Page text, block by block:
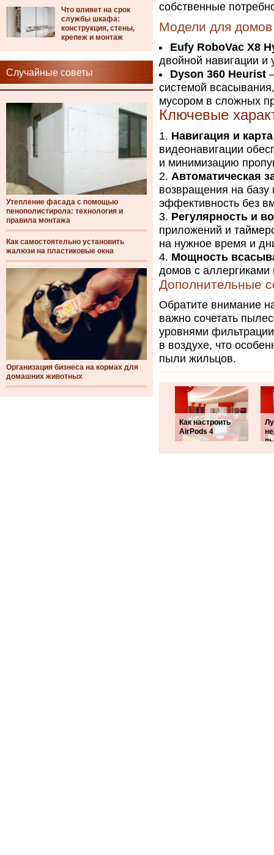
Что влияет на срок
службы шкафа:
конструкция, стены,
крепеж и монтаж
Случайные советы
Утепление фасада с помощью
пенополистирола: технология и
правила монтажа
Как самостоятельно установить
жалюзи на пластиковые окна
Организация бизнеса на кормах для
домашних животных
собственные
Модели для
Eufy RoboVac X8
двойной навигации и
Dyson 360 Heurist
системой
мусором в сложных
Ключевые
Навигация и карта
видеонавигации
и минимизацию
Автоматическая
возвращения на
эффективность без
Регулярность и
приложений и
на нужное время и
Мощность
домов с
Дополнительные
Обратите внимание
важно сочетать
уровнями
в воздухе, что
пыли жильцов.
Как настроить
AirPods 4